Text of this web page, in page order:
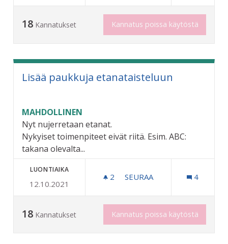
18 Kannatukset Kannatus poissa käytöstä
Lisää paukkuja etanataisteluun
MAHDOLLINEN
Nyt nujerretaan etanat.
Nykyiset toimenpiteet eivät riitä. Esim. ABC:
takana olevalta...
LUONTIAIKA
12.10.2021
2 2 SEURAAJAA
SEURAA 4
18 Kannatukset Kannatus poissa käytöstä